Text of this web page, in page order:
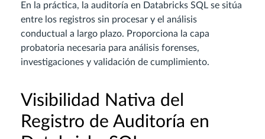
En la práctica, la auditoría en Databricks SQL se sitúa
entre los registros sin procesar y el análisis
conductual a largo plazo. Proporciona la capa
probatoria necesaria para análisis forenses,
investigaciones y validación de cumplimiento.
Visibilidad Nativa del
Registro de Auditoría en